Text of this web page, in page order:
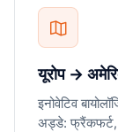
यूरोप →
इनोवेटिव
अड्डे: फ्रैंकफर्ट,